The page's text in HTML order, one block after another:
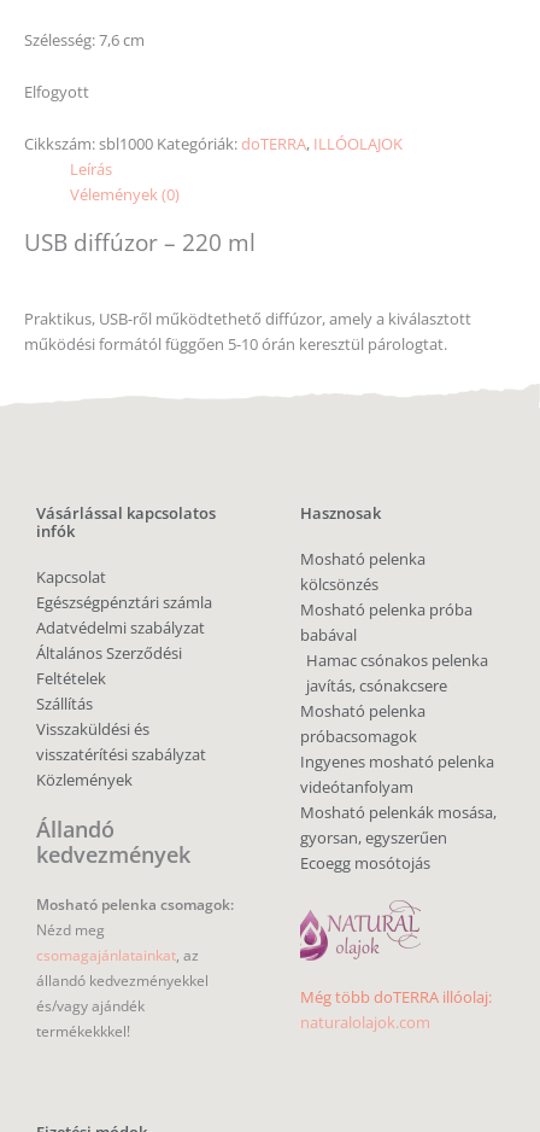
Szélesség: 7,6 cm
Elfogyott
Cikkszám:sbl1000 Kategóriák:doTERRA, ILLÓOLAJOK
Leírás
Vélemények (0)
USB diffúzor – 220 ml
Praktikus, USB-ről működtethető diffúzor, amely a kiválasztott
működési formától függően 5-10 órán keresztül párologtat.
Vásárlással kapcsolatos
infók
Kapcsolat
Egészségpénztári számla
Adatvédelmi szabályzat
Általános Szerződési
Feltételek
Szállítás
Visszaküldési és
visszatérítési szabályzat
Közlemények
Állandó
kedvezmények
Mosható pelenka csomagok:
Nézd meg
csomagajánlatainkat, az
állandó kedvezményekkel
és/vagy ajándék
termékekkkel!
Hasznosak
Mosható pelenka
kölcsönzés
Mosható pelenka próba
babával
Hamac csónakos pelenka
javítás, csónakcsere
Mosható pelenka
próbacsomagok
Ingyenes mosható pelenka
videótanfolyam
Mosható pelenkák mosása,
gyorsan, egyszerűen
Ecoegg mosótojás
Még több doTERRA illóolaj:
naturalolajok.com